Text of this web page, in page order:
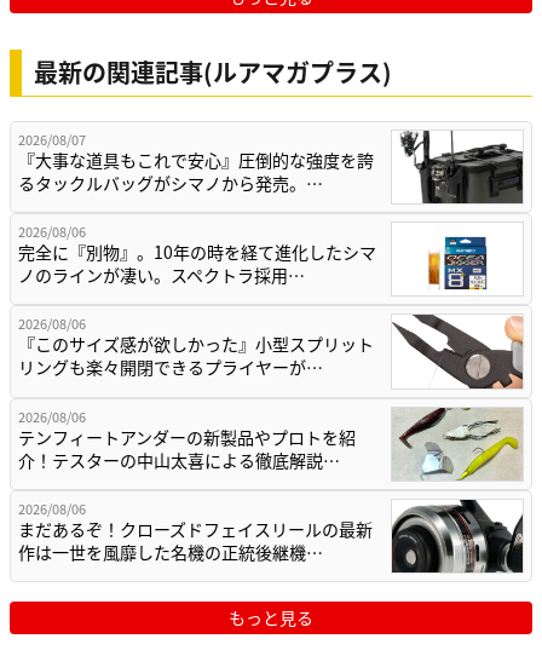
最新の関連記事(ルアマガプラス)
2026/08/07
『大事な道具もこれで安心』圧倒的な強度を誇
るタックルバッグがシマノから発売。…
2026/08/06
完全に『別物』。10年の時を経て進化したシマ
ノのラインが凄い。スペクトラ採用…
2026/08/06
『このサイズ感が欲しかった』小型スプリット
リングも楽々開閉できるプライヤーが…
2026/08/06
テンフィートアンダーの新製品やプロトを紹
介！テスターの中山太喜による徹底解説…
2026/08/06
まだあるぞ！クローズドフェイスリールの最新
作は一世を風靡した名機の正統後継機…
もっと見る